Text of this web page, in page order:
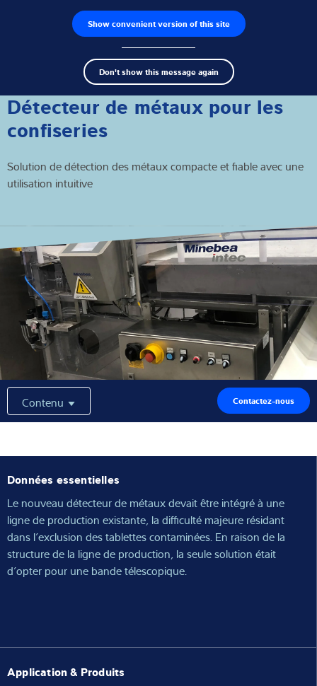
Show convenient version of this site
Don't show this message again
Recherche de produits Emplois
Search
term
Capteurs de pesage
Électroniques de pesage
Balances industrielles
Solutions d'inspection
Solutions individuelles
Service
Solutions Industrielles
Expertise et connaissances
À propos de nous
Actualités
Recherche de produits
Détecteur de métaux pour les
confiseries
Solution de détection des métaux compacte et fiable avec une
utilisation intuitive
Contenu Contactez-nous
Données essentielles
Le nouveau détecteur de métaux devait être intégré à une
ligne de production existante, la difficulté majeure résidant
dans l’exclusion des tablettes contaminées. En raison de la
structure de la ligne de production, la seule solution était
d’opter pour une bande télescopique.
Application & Produits